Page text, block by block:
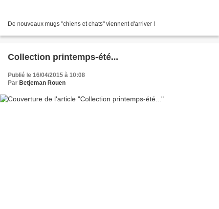
De nouveaux mugs "chiens et chats" viennent d'arriver !
Collection printemps-été...
Publié le 16/04/2015 à 10:08
Par Betjeman Rouen